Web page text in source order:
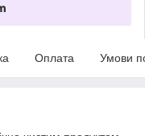
Оплата Умови